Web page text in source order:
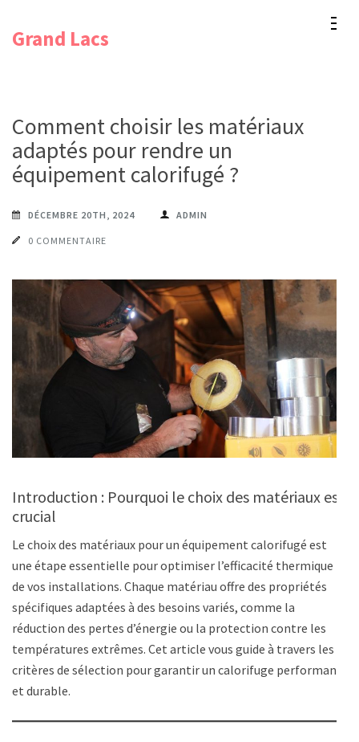
Grand Lacs
Comment choisir les matériaux
adaptés pour rendre un
équipement calorifugé ?
DÉCEMBRE 20TH, 2024 ADMIN
0 COMMENTAIRE
Introduction : Pourquoi le choix des matériaux est
crucial
Le choix des matériaux pour un équipement calorifugé est
une étape essentielle pour optimiser l’efficacité thermique
de vos installations. Chaque matériau offre des propriétés
spécifiques adaptées à des besoins variés, comme la
réduction des pertes d’énergie ou la protection contre les
températures extrêmes. Cet article vous guide à travers les
critères de sélection pour garantir un calorifuge performant
et durable.